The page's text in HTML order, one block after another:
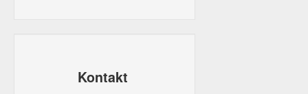
Kontakt